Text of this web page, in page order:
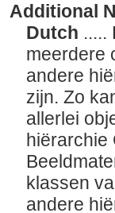
Additional
Dutch .....
meerdere
andere
zijn. Zo
allerlei
hiërarchie
klassen
andere